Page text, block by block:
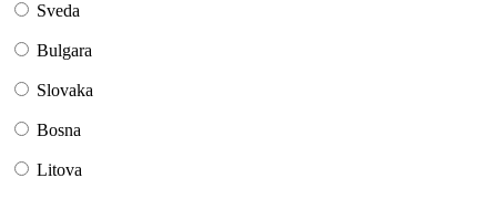
Sveda
Bulgara
Slovaka
Bosna
Litova